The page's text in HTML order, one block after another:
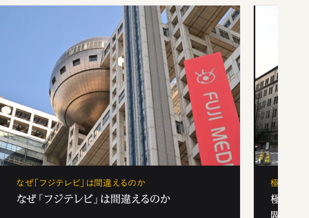
なぜ「フジテレビ」は間違えるのか
なぜ「フジテレビ」は間違えるのか
極秘裏名
極秘裏
閥と出